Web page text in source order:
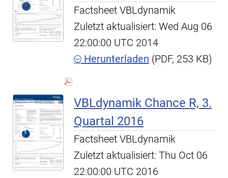
Factsheet VBLdynamik
Zuletzt aktualisiert: Wed Aug 06
22:00:00 UTC 2014
Herunterladen (PDF, 253 KB)
VBLdynamik Chance R, 3.
Quartal 2016
Factsheet VBLdynamik
Zuletzt aktualisiert: Thu Oct 06
22:00:00 UTC 2016